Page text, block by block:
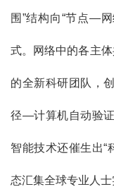
围”结构向“节点—
式。网络中的各主
的全新科研团队，
径—计算机自动验
智能技术还催生出“
态汇集全球专业人